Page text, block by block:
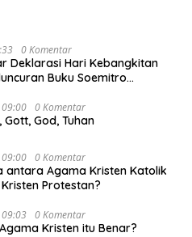
0 Komentar
Deklarasi Hari Kebangkitan
Buku Soemitro
& Simposium Nasional
Perekonomian Nasional dan
0 Komentar
Gott, God, Tuhan
0 Komentar
antara Agama Kristen Katolik
Protestan?
0 Komentar
Kristen itu Benar?